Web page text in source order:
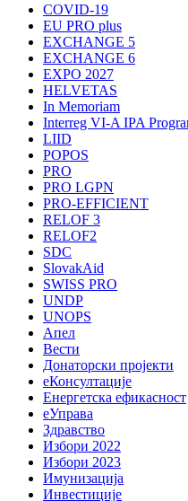
COVID-19
EU PRO plus
EXCHANGE 5
EXCHANGE 6
EXPO 2027
HELVETAS
In Memoriam
Interreg VI-A IPA
LIID
POPOS
PRO
PRO LGPN
PRO-EFFICIENT
RELOF 3
RELOF2
SDC
SlovakAid
SWISS PRO
UNDP
UNOPS
Апел
Вести
Донаторски пројекти
еКонсултације
Енергетска ефикасност
еУправа
Здравство
Избори 2022
Избори 2023
Имунизација
Инвестиције